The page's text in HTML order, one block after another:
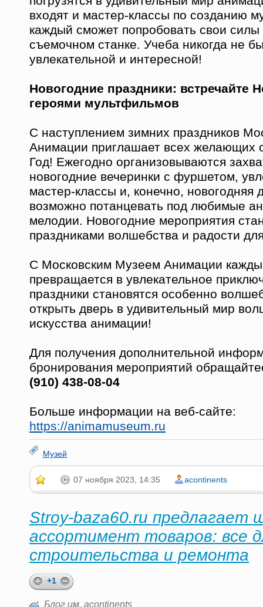
входят и мастер-классы по созданию
каждый сможет попробовать свои
съемочном станке. Учеба никогда не
увлекательной и интересной!
Новогодние праздники: встречайте
героями мультфильмов
С наступлением зимних праздников
Анимации приглашает всех желающих
Год! Ежегодно организовываются
новогодние вечеринки с фуршетом,
мастер-классы и, конечно, новогодняя
возможно потанцевать под любимые
мелодии. Новогодние мероприятия
праздниками волшебства и радости
С Московским Музеем Анимации
превращается в увлекательное
праздники становятся особенно
открыть дверь в удивительный мир
искусства анимации!
Для получения дополнительной
бронирования мероприятий
(910) 438-08-04
Больше информации на веб-сайте:
https://animamuseum.ru
Музей
07 ноября 2023, 14:35 acontinents
Stroy-baza60.ru предлагает
ассортимент товаров: все
строительства и ремонта
+1
Блог им. acontinents